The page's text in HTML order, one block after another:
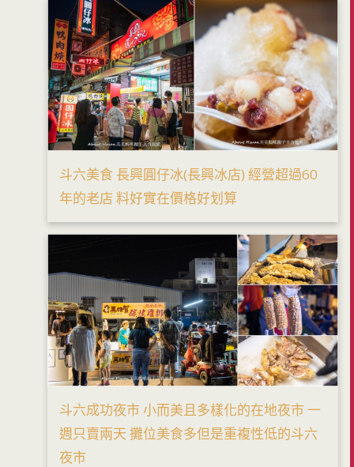
斗六美食 長興圓仔冰(長興冰店) 經營超過60
年的老店 料好實在價格好划算
斗六成功夜市 小而美且多樣化的在地夜市 一
週只賣兩天 攤位美食多但是重複性低的斗六
夜市